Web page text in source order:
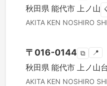
秋田県 能代市 上ノ山
AKITA KEN NOSHIRO SHI
〒 016-0144 ⧉ 📍
秋田県 能代市 上ノ山台
AKITA KEN NOSHIRO SHI